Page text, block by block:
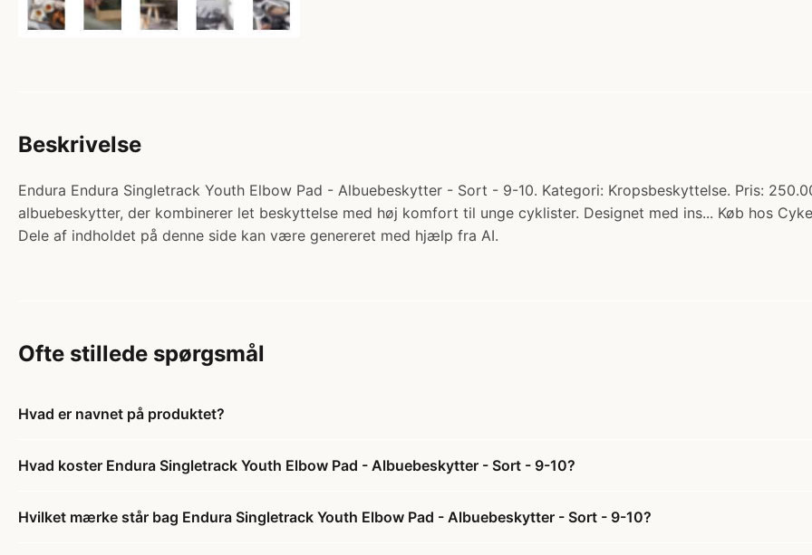
Beskrivelse
Endura Endura Singletrack Youth Elbow Pad - Albuebeskytter - Sort - 9-10. Kategori: Kropsbeskyttelse. Pris:
albuebeskytter, der kombinerer let beskyttelse med høj komfort til unge cyklister. Designet med ins... Køb hos
Dele af indholdet på denne side kan være genereret med hjælp fra AI.
Ofte stillede spørgsmål
Hvad er navnet på produktet?
Hvad koster Endura Singletrack Youth Elbow Pad - Albuebeskytter - Sort - 9-10?
Hvilket mærke står bag Endura Singletrack Youth Elbow Pad - Albuebeskytter - Sort - 9-10?